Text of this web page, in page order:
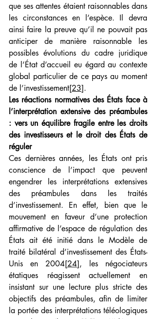
que ses attentes étaient raisonnables dans
les circonstances en l’espèce. Il devra
ainsi faire la preuve qu’il ne pouvait pas
anticiper de manière raisonnable les
possibles évolutions du cadre juridique
de l’État d’accueil eu égard au contexte
global particulier de ce pays au moment
de l’investissement[23].
Les réactions normatives des États face à
l’interprétation extensive des préambules
: vers un équilibre fragile entre les droits
des investisseurs et le droit des États de
réguler
Ces dernières années, les États ont pris
conscience de l’impact que peuvent
engendrer les interprétations extensives
des préambules dans les traités
d’investissement. En effet, bien que le
mouvement en faveur d’une protection
affirmative de l’espace de régulation des
États ait été initié dans le Modèle de
traité bilatéral d’investissement des États-
Unis en 2004[24], les négociateurs
étatiques réagissent actuellement en
insistant sur une lecture plus stricte des
objectifs des préambules, afin de limiter
la portée des interprétations téléologiques